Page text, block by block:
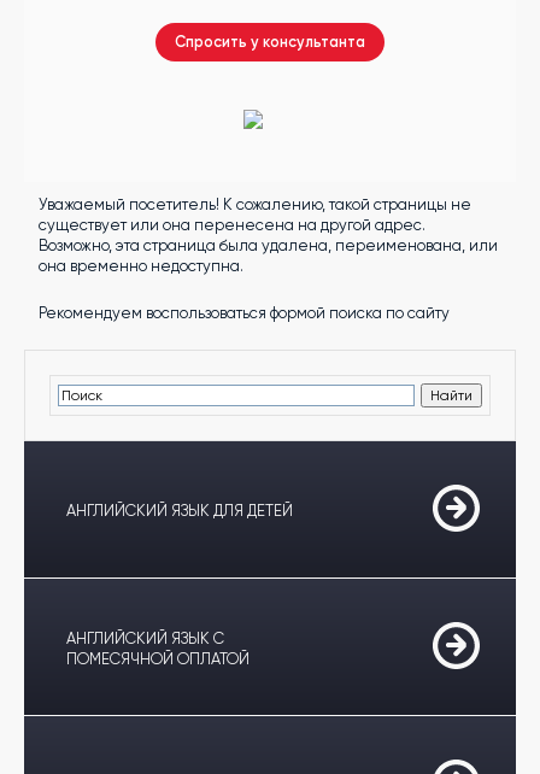
Помочь
выборе?
школу
Спросить у консультанта
Уважаемый посетитель! К сожалению, такой страницы не
существует или она перенесена на другой адрес.
Возможно, эта страница была удалена, переименована, или
она временно недоступна.
Рекомендуем воспользоваться формой поиска по сайту
АНГЛИЙСКИЙ ЯЗЫК ДЛЯ ДЕТЕЙ
АНГЛИЙСКИЙ ЯЗЫК С
ПОМЕСЯЧНОЙ ОПЛАТОЙ